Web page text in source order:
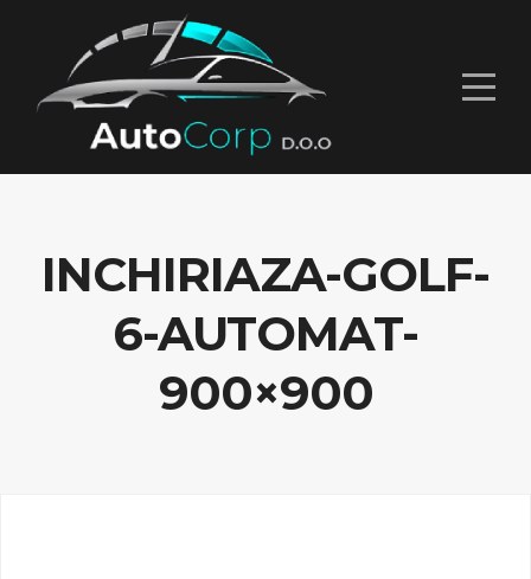
INCHIRIAZA-GOLF-
6-AUTOMAT-
900×900